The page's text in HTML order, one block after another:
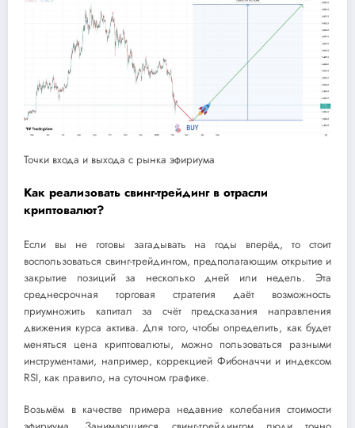
Точки входа и выхода с рынка эфириума
Как реализовать свинг-трейдинг в отрасли
криптовалют?
Если вы не готовы загадывать на годы вперёд, то стоит
воспользоваться свинг-трейдингом, предполагающим открытие и
закрытие позиций за несколько дней или недель. Эта
среднесрочная торговая стратегия даёт возможность
приумножить капитал за счёт предсказания направления
движения курса актива. Для того, чтобы определить, как будет
меняться цена криптовалюты, можно пользоваться разными
инструментами, например, коррекцией Фибоначчи и индексом
RSI, как правило, на суточном графике.
Возьмём в качестве примера недавние колебания стоимости